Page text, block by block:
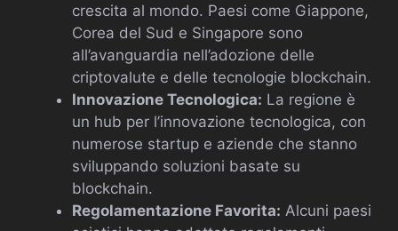
crescita al mondo. Paesi come Giappone,
Corea del Sud e Singapore sono
all’avanguardia nell’adozione delle
criptovalute e delle tecnologie blockchain.
Innovazione Tecnologica: La regione è
un hub per l’innovazione tecnologica, con
numerose startup e aziende che stanno
sviluppando soluzioni basate su
blockchain.
Regolamentazione Favorita: Alcuni paesi